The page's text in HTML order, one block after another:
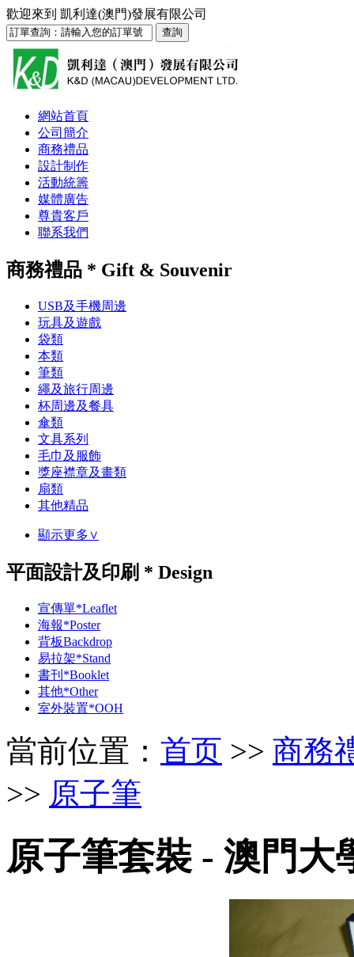
歡迎來到 凱利達(澳門)發展有限公司
網站首頁
公司簡介
商務禮品
設計制作
活動統籌
媒體廣告
尊貴客戶
聯系我們
商務禮品 * Gift & Souvenir
USB及手機周邊
玩具及遊戲
袋類
本類
筆類
繩及旅行周邊
杯周邊及餐具
傘類
文具系列
毛巾及服飾
獎座襟章及畫類
扇類
其他精品
顯示更多∨
平面設計及印刷 * Design
宣傳單*Leaflet
海報*Poster
背板Backdrop
易拉架*Stand
書刊*Booklet
其他*Other
室外裝置*OOH
當前位置： 首页 >> 商務
>> 原子筆
原子筆套裝 - 澳門大